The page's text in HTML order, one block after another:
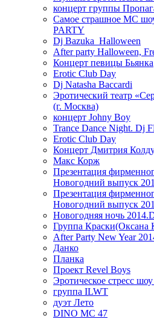
концерт группы
Самое страшное МС
PARTY
Dj Bazuka_Halloween
After party Halloween,
Концерт певицы Бьянка
Erotic Club Day
Dj Natasha Baccardi
Эротический театр
(г. Москва)
концерт Johny Boy
Trance Dance Night. Dj
Erotic Club Day
Концерт Дмитрия
Макс Корж
Презентация
Новогодний выпуск
Презентация
Новогодний выпуск
Новогодняя ночь
Группа Краски(Оксана
After Party New Year
Данко
Планка
Проект Revel Boys
Эротическое стресс
группа ILWT
дуэт Лето
DINO MC 47